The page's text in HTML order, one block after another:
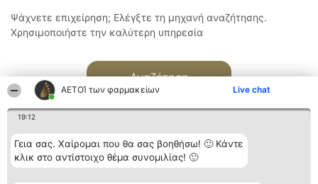
ΑΕΤΟΊ των φαρμακείων Live chat
19:12
Γεια σας. Χαίρομαι που θα σας βοηθήσω! 🙂 Κάντε
κλικ στο αντίστοιχο θέμα συνομιλίας! 🙂
Ψάχνετε επιχείρηση; Ελέγξτε τη μηχανή αναζήτησης.
Χρησιμοποιήστε την καλύτερη υπηρεσία
Αναζήτηση
Διοργανωτής της Κατάταξη Επικοινωνία